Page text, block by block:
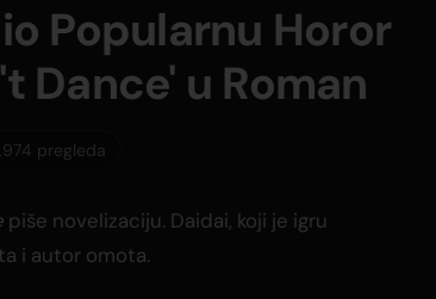
Popularnu Horor
Dance' u Roman
pregleda
piše novelizaciju. Daidai, koji je igru
i autor omota.